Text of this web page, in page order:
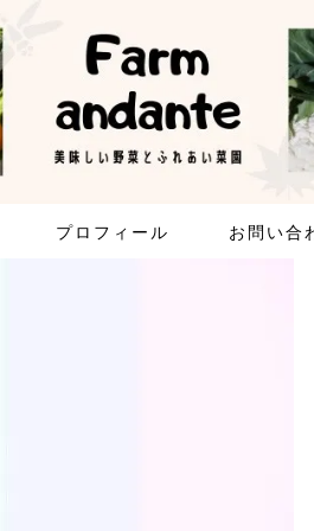
プロフィール お問い合